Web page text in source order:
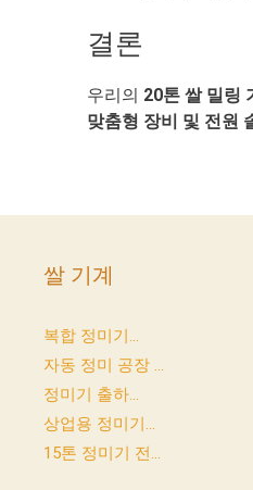
결론
우리의 20톤 쌀 밀링
맞춤형 장비 및 전원
쌀 기계
복합 정미기...
자동 정미 공장 ...
정미기 출하...
상업용 정미기...
15톤 정미기 전...